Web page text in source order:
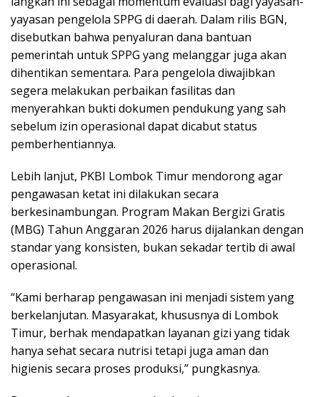
yayasan pengelola SPPG di daerah. Dalam rilis BGN,
disebutkan bahwa penyaluran dana bantuan
pemerintah untuk SPPG yang melanggar juga akan
dihentikan sementara. Para pengelola diwajibkan
segera melakukan perbaikan fasilitas dan
menyerahkan bukti dokumen pendukung yang sah
sebelum izin operasional dapat dicabut status
pemberhentiannya.
Lebih lanjut, PKBI Lombok Timur mendorong agar
pengawasan ketat ini dilakukan secara
berkesinambungan. Program Makan Bergizi Gratis
(MBG) Tahun Anggaran 2026 harus dijalankan dengan
standar yang konsisten, bukan sekadar tertib di awal
operasional.
“Kami berharap pengawasan ini menjadi sistem yang
berkelanjutan. Masyarakat, khususnya di Lombok
Timur, berhak mendapatkan layanan gizi yang tidak
hanya sehat secara nutrisi tetapi juga aman dan
higienis secara proses produksi,” pungkasnya.